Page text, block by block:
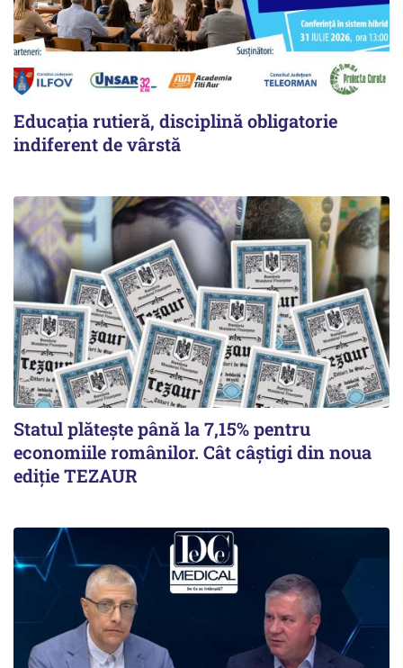
Educația rutieră, disciplină obligatorie
indiferent de vârstă
Statul plătește până la 7,15% pentru
economiile românilor. Cât câștigi din noua
ediție TEZAUR